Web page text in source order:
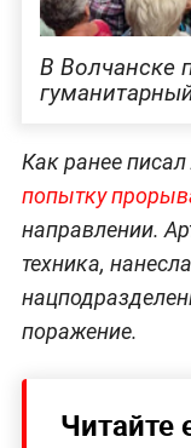
В Волчанске
Как ранее
попытку
направлении.
техника,
поражение.
Читайте